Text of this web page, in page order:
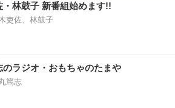
・林鼓子 新番組始めます!!
吏佐、林鼓子
のラジオ・おもちゃのたまや
篤志